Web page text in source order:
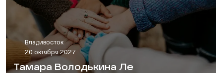
Владивосток
20 октября 2027
Тамара Володькина Ле